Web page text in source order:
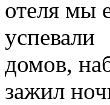
отеля мы
успевали
домов,
зажил